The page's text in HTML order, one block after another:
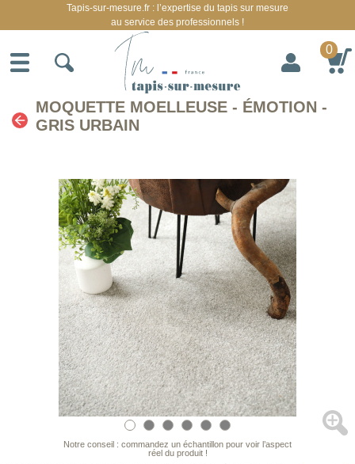
MOQUETTE MOELLEUSE - ÉMOTION -
GRIS URBAIN
Notre conseil : commandez un échantillon pour voir l’aspect
réel du produit !
Tapis-sur-mesure.fr : l’expertise du tapis sur mesure
au service des professionnels !
0